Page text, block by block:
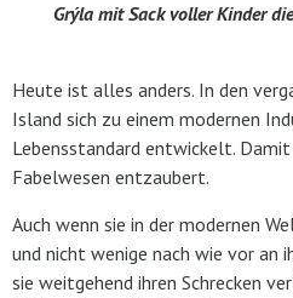
Grýla mit Sack voller Kinder
Heute ist alles anders. In den
Island sich zu einem modernen
Lebensstandard entwickelt.
Fabelwesen entzaubert.
Auch wenn sie in der modernen
und nicht wenige nach wie vor an
sie weitgehend ihren Schrecken